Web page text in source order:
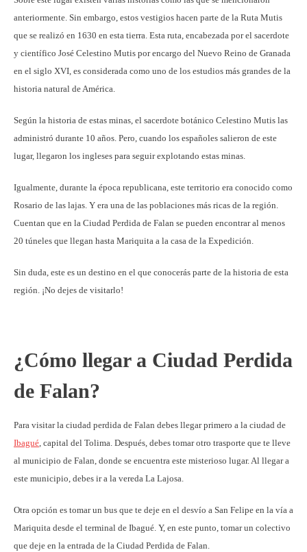
anteriormente. Sin embargo, estos vestigios hacen parte de la Ruta Mutis
que se realizó en 1630 en esta tierra. Esta ruta, encabezada por el sacerdote
y científico José Celestino Mutis por encargo del Nuevo Reino de Granada
en el siglo XVI, es considerada como uno de los estudios más grandes de la
historia natural de América.
Según la historia de estas minas, el sacerdote botánico Celestino Mutis las
administró durante 10 años. Pero, cuando los españoles salieron de este
lugar, llegaron los ingleses para seguir explotando estas minas.
Igualmente, durante la época republicana, este territorio era conocido como
Rosario de las lajas. Y era una de las poblaciones más ricas de la región.
Cuentan que en la Ciudad Perdida de Falan se pueden encontrar al menos
20 túneles que llegan hasta Mariquita a la casa de la Expedición.
Sin duda, este es un destino en el que conocerás parte de la historia de esta
región. ¡No dejes de visitarlo!
¿Cómo llegar a Ciudad Perdida
de Falan?
Para visitar la ciudad perdida de Falan debes llegar primero a la ciudad de
Ibagué , capital del Tolima. Después, debes tomar otro trasporte que te lleve
al municipio de Falan, donde se encuentra este misterioso lugar. Al llegar a
este municipio, debes ir a la vereda La Lajosa.
Otra opción es tomar un bus que te deje en el desvío a San Felipe en la vía a
Mariquita desde el terminal de Ibagué. Y, en este punto, tomar un colectivo
que deje en la entrada de la Ciudad Perdida de Falan.